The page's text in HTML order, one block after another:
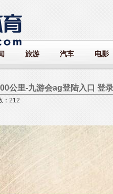
旅游 汽车 电影
公里-九游会ag登陆入口 登
：212